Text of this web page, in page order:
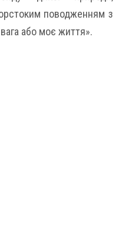
поводженням з
або моє життя».